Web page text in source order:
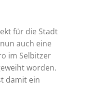
für die Stadt
auch eine
im Selbitzer
worden.
damit ein